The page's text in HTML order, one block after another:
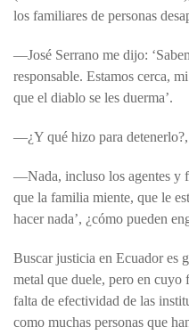
los familiares de personas
—José Serrano me dijo:
responsable. Estamos cerca,
que el diablo se les duerma’.
—¿Y qué hizo para
—Nada, incluso los agentes y
que la familia miente, que le
hacer nada’, ¿cómo pueden
Buscar justicia en Ecuador es
metal que duele, pero en
falta de efectividad de las
como muchas personas que